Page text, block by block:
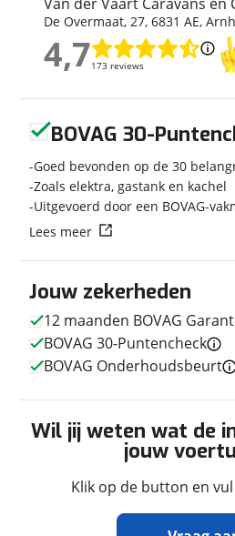
Model
De
Kilometerstand
Bouwjaar
2021
Carrosserievorm
Soort voertuig
Techniek
Vermogen
Breedte
Maximaal toelaatbaar
De Overmaat, 27, 6831 AE,
4,7173 reviews
4,7
Jouw zekerheden
12 maanden BOVAG
BOVAG 30-Puntencheck
BOVAG Onderhoudsbeurt
Wil jij weten wat de
jouw
Klik op de button en
BOVAG 30-
Goed bevonden op de 30
Zoals elektra, gastank en kachel
Uitgevoerd door een BOVAG-
Lees meer